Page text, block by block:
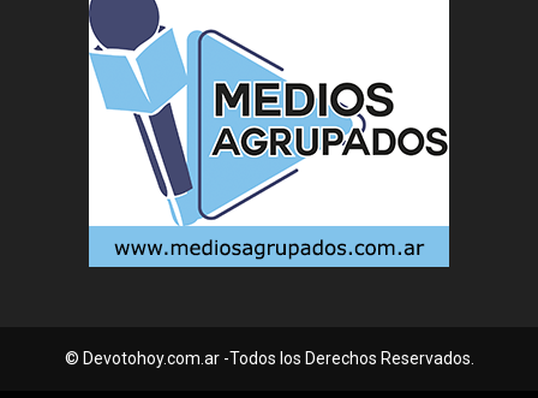
© Devotohoy.com.ar -Todos los Derechos Reservados.